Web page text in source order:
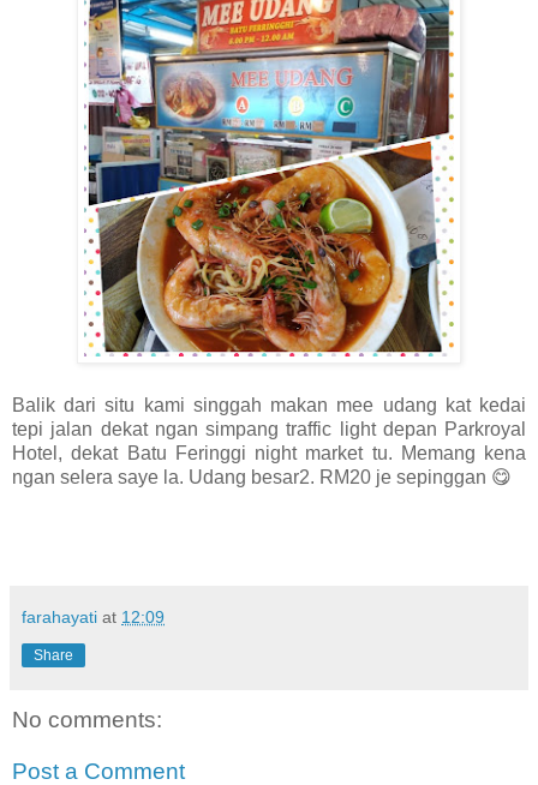
Balik dari situ kami singgah makan mee udang kat kedai
tepi jalan dekat ngan simpang traffic light depan Parkroyal
Hotel, dekat Batu Feringgi night market tu. Memang kena
ngan selera saye la. Udang besar2. RM20 je sepinggan 😋
farahayati at 12:09
Share
No comments:
Post a Comment